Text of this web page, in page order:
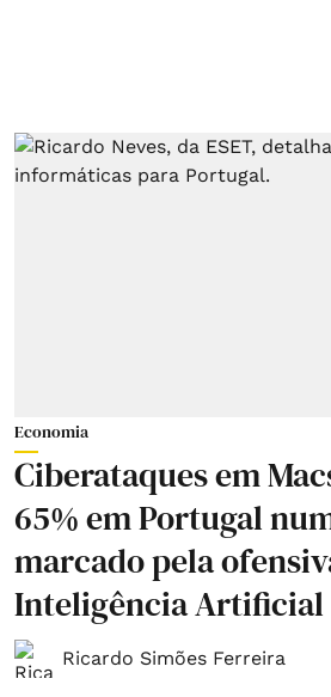
Economia
Ciberataques em
65% em Portugal
marcado pela
Inteligência Artificial
Ricardo Simões Ferreira